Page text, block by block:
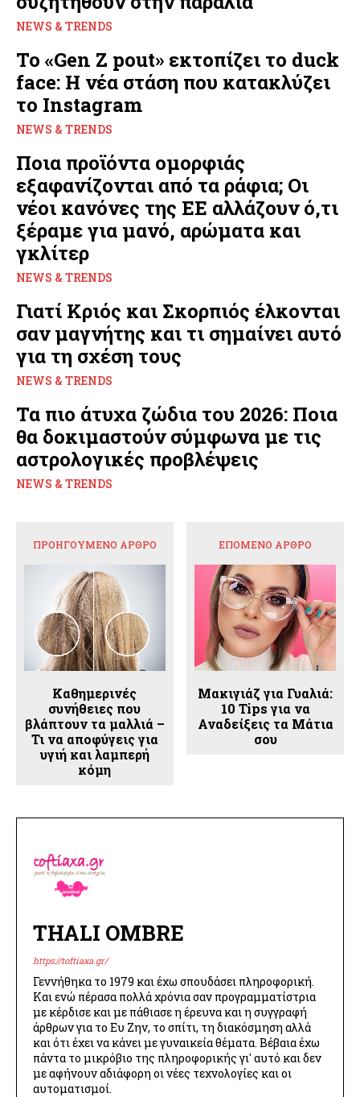
NEWS & TRENDS
Το «Gen Z pout» εκτοπίζει το duck
face: Η νέα στάση που κατακλύζει
το Instagram
NEWS & TRENDS
Ποια προϊόντα ομορφιάς
εξαφανίζονται από τα ράφια; Οι
νέοι κανόνες της ΕΕ αλλάζουν ό,τι
ξέραμε για μανό, αρώματα και
γκλίτερ
NEWS & TRENDS
Γιατί Κριός και Σκορπιός έλκονται
σαν μαγνήτης και τι σημαίνει αυτό
για τη σχέση τους
NEWS & TRENDS
Τα πιο άτυχα ζώδια του 2026: Ποια
θα δοκιμαστούν σύμφωνα με τις
αστρολογικές προβλέψεις
NEWS & TRENDS
ΠΡΟΗΓΟΎΜΕΝΟ ΆΡΘΡΟ
Καθημερινές
συνήθειες που
βλάπτουν τα μαλλιά –
Τι να αποφύγεις για
υγιή και λαμπερή
κόμη
ΕΠΌΜΕΝΟ ΆΡΘΡΟ
Μακιγιάζ για Γυαλιά:
10 Tips για να
Αναδείξεις τα Μάτια
σου
THALI OMBRE
https://toftiaxa.gr/
Γεννήθηκα το 1979 και έχω σπουδάσει πληροφορική.
Και ενώ πέρασα πολλά χρόνια σαν προγραμματίστρια
με κέρδισε και με πάθιασε η έρευνα και η συγγραφή
άρθρων για το Ευ Ζην, το σπίτι, τη διακόσμηση αλλά
και ότι έχει να κάνει με γυναικεία θέματα. Βέβαια έχω
πάντα το μικρόβιο της πληροφορικής γι' αυτό και δεν
με αφήνουν αδιάφορη οι νέες τεχνολογίες και οι
αυτοματισμοί.